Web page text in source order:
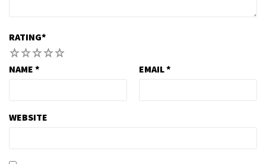
RATING*
5
4
3
2
NAME * EMAIL*
WEBSITE